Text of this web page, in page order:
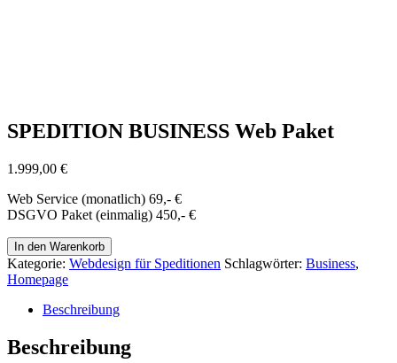
SPEDITION BUSINESS Web Paket
1.999,00 €
Web Service (monatlich) 69,- €
DSGVO Paket (einmalig) 450,- €
SPEDITION
BUSINESS
Web
Menge
In den Warenkorb
Kategorie: Webdesign für Speditionen Schlagwörter: Business,
Homepage
Beschreibung
Beschreibung